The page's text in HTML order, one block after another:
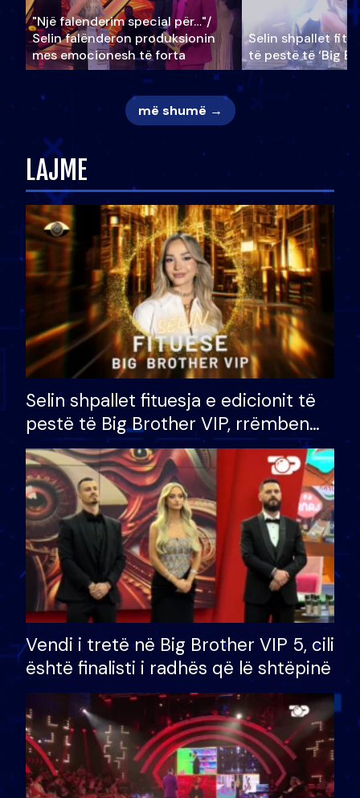
"Një falenderim special për…"/
Selin falënderon produksionin
mes emocionesh të forta
Selin shpallet
të pestë të ‘Big
më shumë →
LAJME
Selin shpallet fituesja e edicionit të
pestë të Big Brother VIP, rrëmben
çmimin e madh prej 100 mijë eurosh
Vendi i tretë në Big Brother VIP 5, cili
është finalisti i radhës që lë shtëpinë